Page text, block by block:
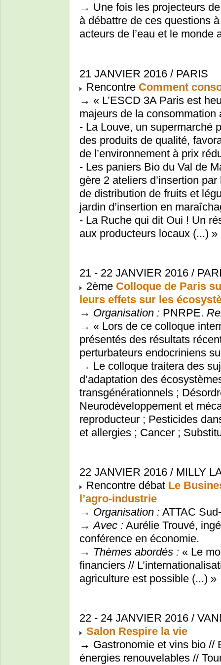
→ Une fois les projecteurs
à débattre de ces questions
acteurs de l’eau et le monde
21 JANVIER 2016 / PARIS
Rencontre Comment
→ « L’ESCD 3A Paris est
majeurs de la consommation
- La Louve, un supermarché
des produits de qualité,
de l’environnement à prix
- Les paniers Bio du Val de
gère 2 ateliers d’insertion
de distribution de fruits et
jardin d’insertion en
- La Ruche qui dit Oui ! Un
aux producteurs locaux (...) »
21 - 22 JANVIER 2016 /
2ème Colloque de Paris
leurs effets sur les
→ Organisation : PNRPE.
→ « Lors de ce colloque
présentés des résultats
perturbateurs endocriniens
→ Le colloque traitera des
d’adaptation des
transgénérationnels ;
Neurodéveloppement et
reproducteur ; Pesticides
et allergies ; Cancer ;
22 JANVIER 2016 / MILLY
Rencontre débat Le
l’agro-industrie
→ Organisation : ATTAC
→Avec : Aurélie Trouvé,
conférence en économie.
→ Thèmes abordés : « Le
financiers //
agriculture est possible (...) »
22 - 24 JANVIER 2016 /
Salon Respire la vie
→ Gastronomie et vins bio //
énergies renouvelables //